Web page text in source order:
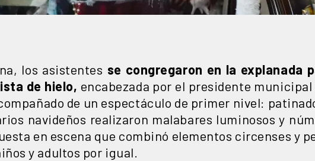
los asistentes se congregaron en la explanada
de hielo, encabezada por el presidente municipal
de un espectáculo de primer nivel:
navideños realizaron malabares luminosos y
en escena que combinó elementos circenses y
y adultos por igual.